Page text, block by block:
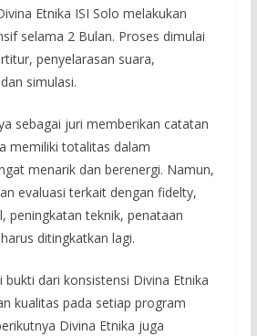
Etnika ISI Solo melakukan
selama 2 Bulan. Proses dimulai
penyelarasan suara,
simulasi.
sebagai juri memberikan catatan
memiliki totalitas dalam
menarik dan berenergi. Namun,
evaluasi terkait dengan fidelty,
peningkatan teknik, penataan
ditingkatkan lagi.
bukti dari konsistensi Divina Etnika
kualitas pada setiap program
Divina Etnika juga